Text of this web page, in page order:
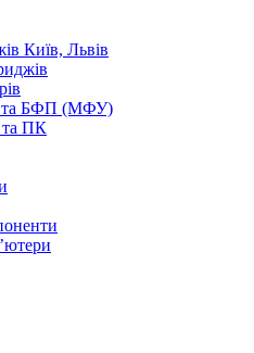
Київ, Львів
та БФП (МФУ)
та ПК